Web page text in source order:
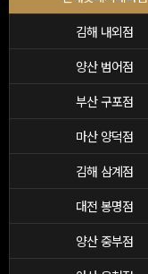
김해 내외점
양산 범어점
부산 구포점
마산 양덕점
김해 삼계점
대전 봉명점
양산 중부점